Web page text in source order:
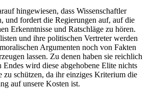
hingewiesen, dass Wissenschaftler
und fordert die Regierungen auf, auf die
Erkenntnisse und Ratschläge zu hören.
und ihre politischen Vertreter werden
Argumenten noch von Fakten
lassen. Zu denen haben sie reichlich
Endes wird diese abgehobene Elite nichts
zu schützen, da ihr einziges Kriterium die
auf unsere Kosten ist.